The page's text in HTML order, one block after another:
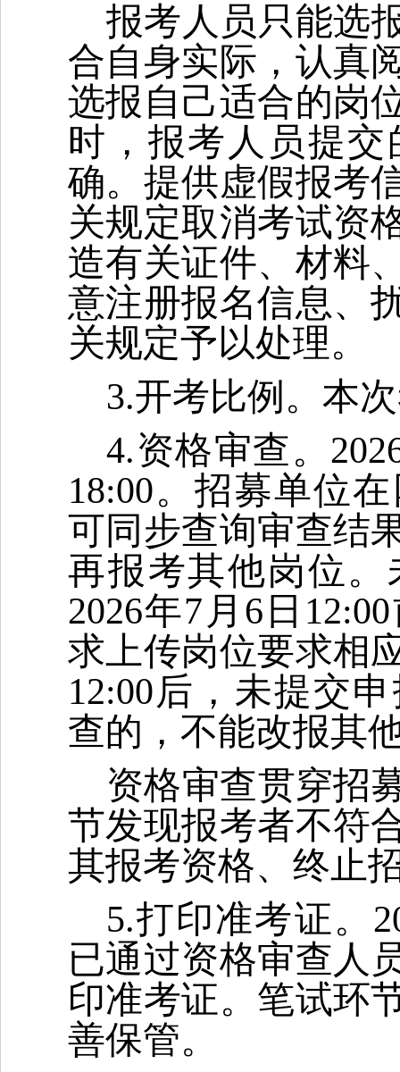
报考人员只能选
合自身实际，认真
选报自己适合的岗
时，报考人员提
确。提供虚假报考
关规定取消考试资
造有关证件、材料
意注册报名信息、
关规定予以处理。
3.开考比例。本
4.资格审查。
18:00。招募单位
可同步查询审查结
再报考其他岗位
2026年7月6日
求上传岗位要求相
12:00后，未提交
查的，不能改报其
资格审查贯穿招
节发现报考者不符
其报考资格、终止
5.打印准考证。
已通过资格审查人
印准考证。笔试环
善保管。